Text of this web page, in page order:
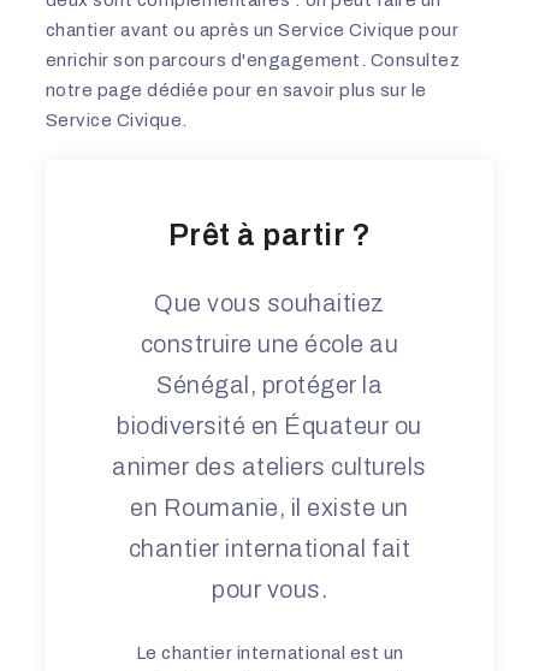
chantier avant ou après un Service Civique pour
enrichir son parcours d'engagement. Consultez
notre page dédiée pour en savoir plus sur le
Service Civique
Prêt à partir ?
Que vous souhaitiez
construire une école au
Sénégal, protéger la
biodiversité en Équateur ou
animer des ateliers culturels
en Roumanie, il existe un
chantier international fait
pour vous.
Le chantier international est un